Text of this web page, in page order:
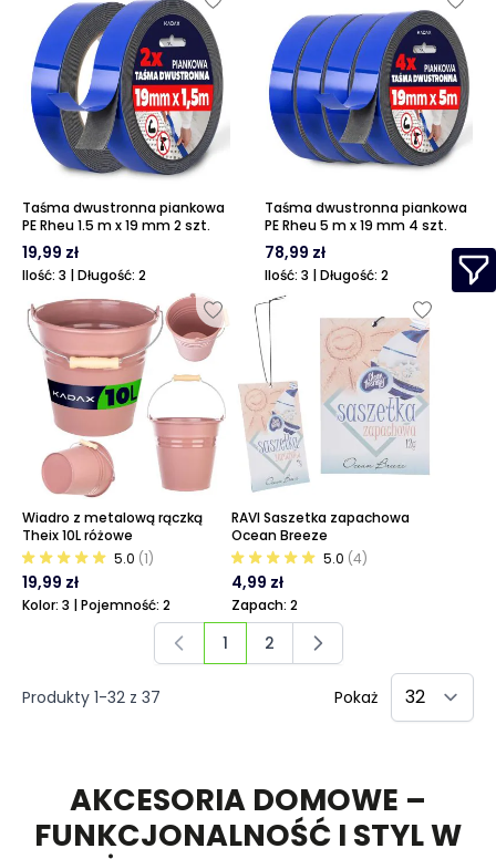
Taśma dwustronna piankowa
PE Rheu 1.5 m x 19 mm 2 szt.
19,99 zł
Ilość: 3 | Długość: 2
Taśma dwustronna piankowa
PE Rheu 5 m x 19 mm 4 szt.
78,99 zł
Ilość: 3 | Długość: 2
Wiadro z metalową rączką
Theix 10L różowe
5.0 (1)
19,99 zł
Kolor: 3 | Pojemność: 2
RAVI Saszetka zapachowa
Ocean Breeze
5.0 (4)
4,99 zł
Zapach: 2
Produkty 1-32 z 37
Aktualnie czytasz stronę
1 Strona
2
Pokaż
AKCESORIA DOMOWE –
FUNKCJONALNOŚĆ I STYL W